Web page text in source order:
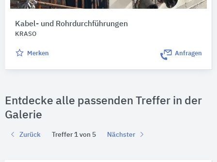
Kabel- und Rohrdurchführungen
KRASO
Merken Anfragen
Entdecke alle passenden Treffer in der
Galerie
Zurück Treffer 1 von 5 Nächster